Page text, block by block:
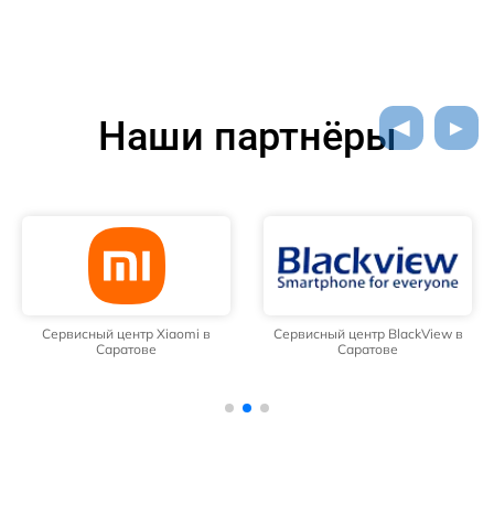
Наши партнёры
Сервисный центр Xiaomi в
Саратове
Сервисный центр BlackView в
Саратове